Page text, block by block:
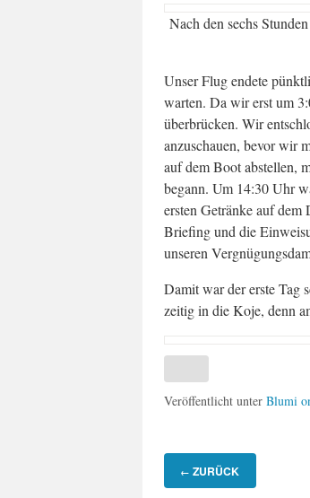
Nach den sechs
Unser Flug endete
warten. Da wir erst um
überbrücken. Wir
anzuschauen, bevor wir
auf dem Boot abstellen,
begann. Um 14:30 Uhr
ersten Getränke auf
Briefing und die
unseren
Damit war der erste Tag
zeitig in die Koje, denn
Veröffentlicht unter Blumi
← ZURÜCK